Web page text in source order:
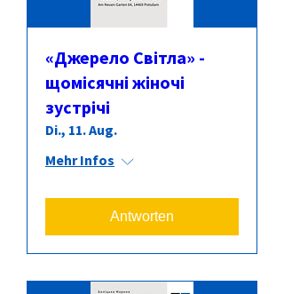
«Джерело Світла» -
щомісячні жіночі
зустрічі
Di., 11. Aug.
Mehr Infos
Antworten